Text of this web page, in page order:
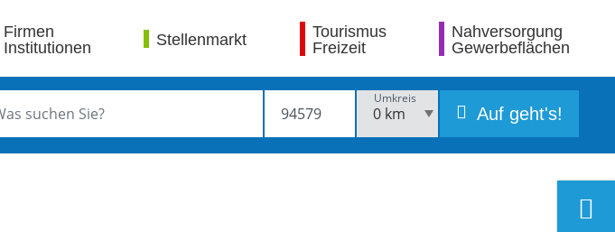
Firmen
Institutionen
Stellenmarkt
Tourismus
Freizeit
Nahversorgung
Gewerbeflächen
Umkreis
Auf geht's!